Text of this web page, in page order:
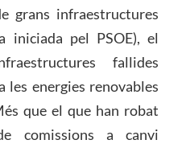
grans infraestructures
iniciada pel PSOE), el
fallides
les energies renovables
que el que han robat
comissions a canvi